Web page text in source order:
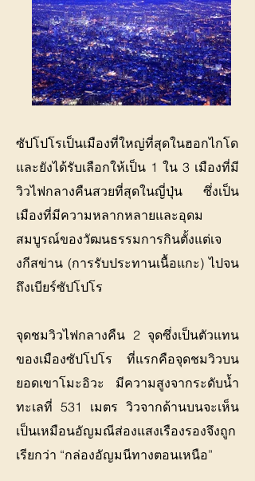
ซัปโปโรเป็นเมืองที่ใหญ่ที่สุดในฮอกไกโด
และยังได้รับเลือกให้เป็น 1 ใน 3 เมืองที่มี
วิวไฟกลางคืนสวยที่สุดในญี่ปุ่น ซึ่งเป็น
เมืองที่มีความหลากหลายและอุดม
สมบูรณ์ของวัฒนธรรมการกินตั้งแต่เจ
งกีสข่าน (การรับประทานเนื้อแกะ) ไปจน
ถึงเบียร์ซัปโปโร
จุดชมวิวไฟกลางคืน 2 จุดซึ่งเป็นตัวแทน
ของเมืองซัปโปโร ที่แรกคือจุดชมวิวบน
ยอดเขาโมะอิวะ มีความสูงจากระดับน้ำ
ทะเลที่ 531 เมตร วิวจากด้านบนจะเห็น
เป็นเหมือนอัญมณีส่องแสงเรืองรองจึงถูก
เรียกว่า “กล่องอัญมนีทางตอนเหนือ”